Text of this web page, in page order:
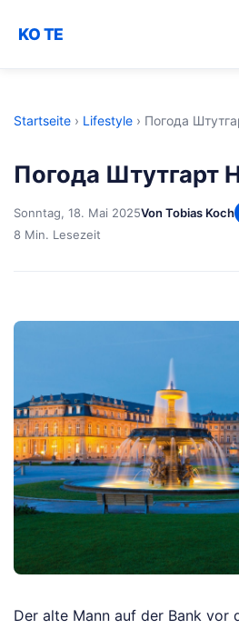
KO TE
Startseite › Lifestyle › Погода
Погода Штутгарт
Sonntag, 18. Mai 2025Von Tobias Koch
8 Min. Lesezeit
Der alte Mann auf der Bank vor